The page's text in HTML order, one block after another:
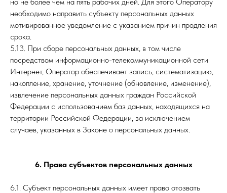
необходимо направить субъекту персональных данных
мотивированное уведомление с указанием причин продления
срока.
5.13. При сборе персональных данных, в том числе
посредством информационно-телекоммуникационной сети
Интернет, Оператор обеспечивает запись, систематизацию,
накопление, хранение, уточнение (обновление, изменение),
извлечение персональных данных граждан Российской
Федерации с использованием баз данных, находящихся на
территории Российской Федерации, за исключением
случаев, указанных в Законе о персональных данных.
6. Права субъектов персональных данных
6.1. Субъект персональных данных имеет право отозвать